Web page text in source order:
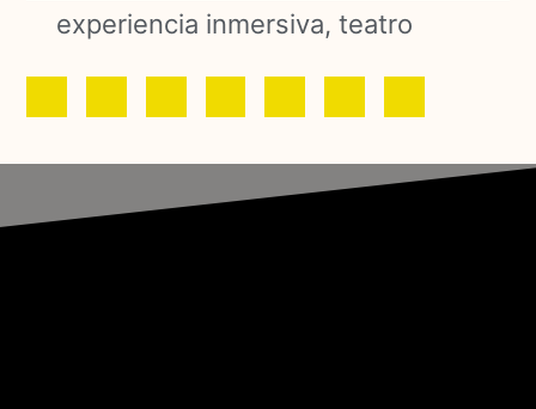
experiencia inmersiva,teatro